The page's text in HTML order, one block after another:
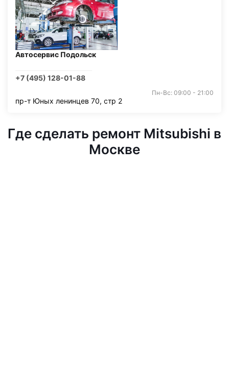
Автосервис Подольск
+7 (495) 128-01-88
Пн-Вс: 09:00 - 21:00
пр-т Юных ленинцев 70, стр 2
Где сделать ремонт Mitsubishi в
Москве